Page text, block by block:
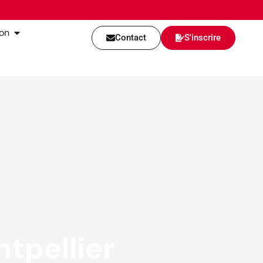
Contact S'inscrire